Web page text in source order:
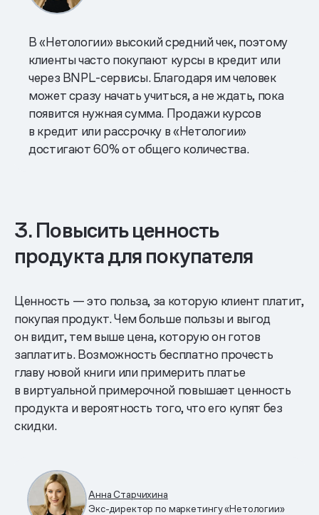
В «Нетологии» высокий средний чек, поэтому
клиенты часто покупают курсы в кредит или
через BNPL-сервисы. Благодаря им человек
может сразу начать учиться, а не ждать, пока
появится нужная сумма. Продажи курсов
в кредит или рассрочку в «Нетологии»
достигают 60% от общего количества.
3. Повысить ценность
продукта для покупателя
Ценность — это польза, за которую клиент платит,
покупая продукт. Чем больше пользы и выгод
он видит, тем выше цена, которую он готов
заплатить. Возможность бесплатно прочесть
главу новой книги или примерить платье
в виртуальной примерочной повышает ценность
продукта и вероятность того, что его купят без
скидки.
Анна Старчихина
Экс-директор по маркетингу «Нетологии»